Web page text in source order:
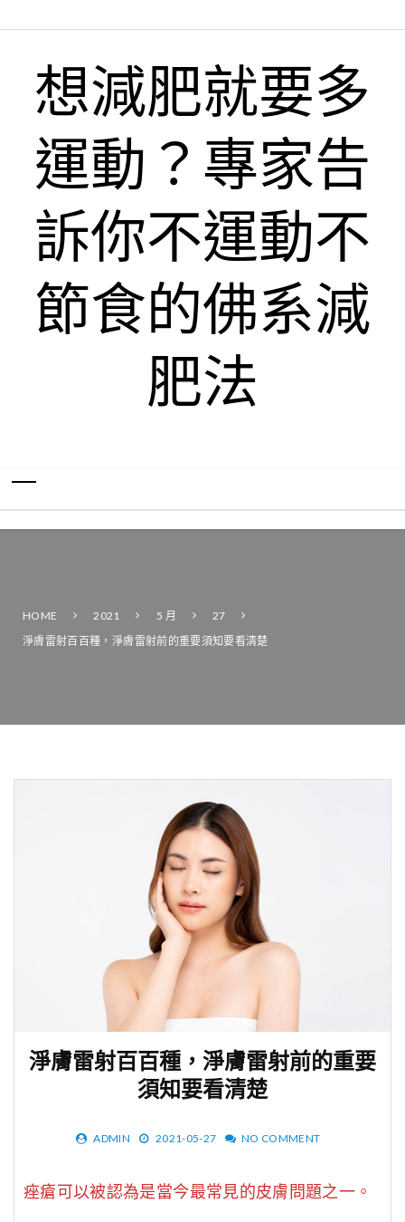
想減肥就要多
運動？專家告
訴你不運動不
節食的佛系減
肥法
HOME 2021 5 月
27
淨膚雷射百百種，淨膚雷射前的重要須知要看清楚
淨膚雷射百百種，淨膚雷射前的重要
須知要看清楚
ADMIN 2021-05-27 NO COMMENT
痤瘡可以被認為是當今最常見的皮膚問題之一。